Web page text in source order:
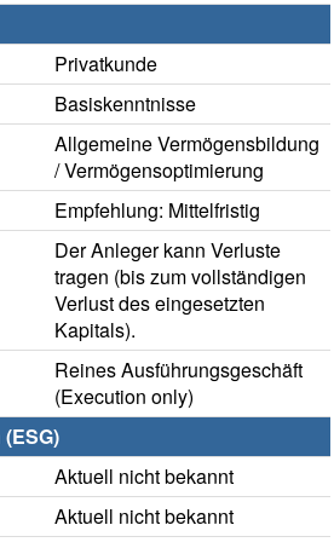
Privatkunde
Basiskenntnisse
Allgemeine Vermögensbildung
/ Vermögensoptimierung
Empfehlung: Mittelfristig
Der Anleger kann Verluste
tragen (bis zum vollständigen
Verlust des eingesetzten
Kapitals).
Reines Ausführungsgeschäft
(Execution only)
Aktuell nicht bekannt
Aktuell nicht bekannt